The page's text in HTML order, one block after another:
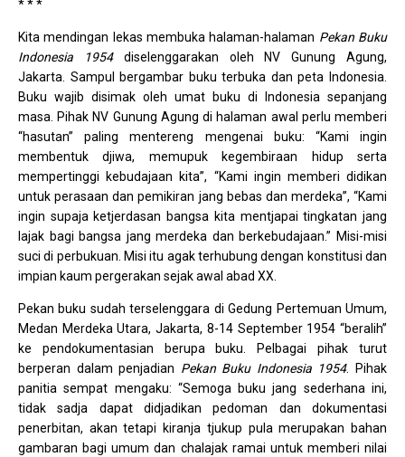
* * *
Kita mendingan lekas membuka halaman-halaman Pekan Buku
Indonesia 1954 diselenggarakan oleh NV Gunung Agung,
Jakarta. Sampul bergambar buku terbuka dan peta Indonesia.
Buku wajib disimak oleh umat buku di Indonesia sepanjang
masa. Pihak NV Gunung Agung di halaman awal perlu memberi
“hasutan” paling mentereng mengenai buku: “Kami ingin
membentuk djiwa, memupuk kegembiraan hidup serta
mempertinggi kebudajaan kita”, “Kami ingin memberi didikan
untuk perasaan dan pemikiran jang bebas dan merdeka”, “Kami
ingin supaja ketjerdasan bangsa kita mentjapai tingkatan jang
lajak bagi bangsa jang merdeka dan berkebudajaan.” Misi-misi
suci di perbukuan. Misi itu agak terhubung dengan konstitusi dan
impian kaum pergerakan sejak awal abad XX.
Pekan buku sudah terselenggara di Gedung Pertemuan Umum,
Medan Merdeka Utara, Jakarta, 8-14 September 1954 “beralih”
ke pendokumentasian berupa buku. Pelbagai pihak turut
berperan dalam penjadian Pekan Buku Indonesia 1954. Pihak
panitia sempat mengaku: “Semoga buku jang sederhana ini,
tidak sadja dapat didjadikan pedoman dan dokumentasi
penerbitan, akan tetapi kiranja tjukup pula merupakan bahan
gambaran bagi umum dan chalajak ramai untuk memberi nilai